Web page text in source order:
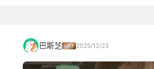
巴斯芝 2025/12/23